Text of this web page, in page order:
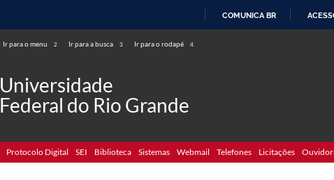
COMUNICA BR
Ir para o menu 2 Ir para a busca 3 Ir para o rodapé 4
Universidade
Federal do Rio Grande
Protocolo Digital SEI Biblioteca Sistemas Webmail Telefones Licitações